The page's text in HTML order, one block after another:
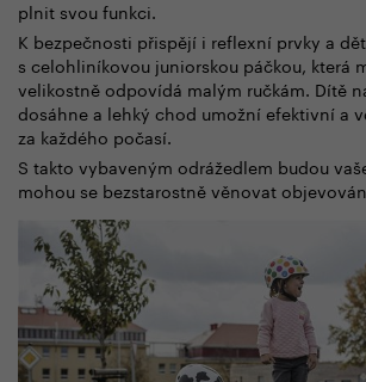
plnit svou funkci.
K bezpečnosti přispějí i reflexní prvky a
s celohliníkovou juniorskou páčkou, která
velikostně odpovídá malým ručkám. Dítě
dosáhne a lehký chod umožní efektivní a
za každého počasí.
S takto vybaveným odrážedlem budou
mohou se bezstarostně věnovat